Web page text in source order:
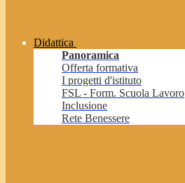
Didattica
Panoramica
Offerta formativa
I progetti d'istituto
FSL - Form. Scuola Lavoro
Inclusione
Rete Benessere